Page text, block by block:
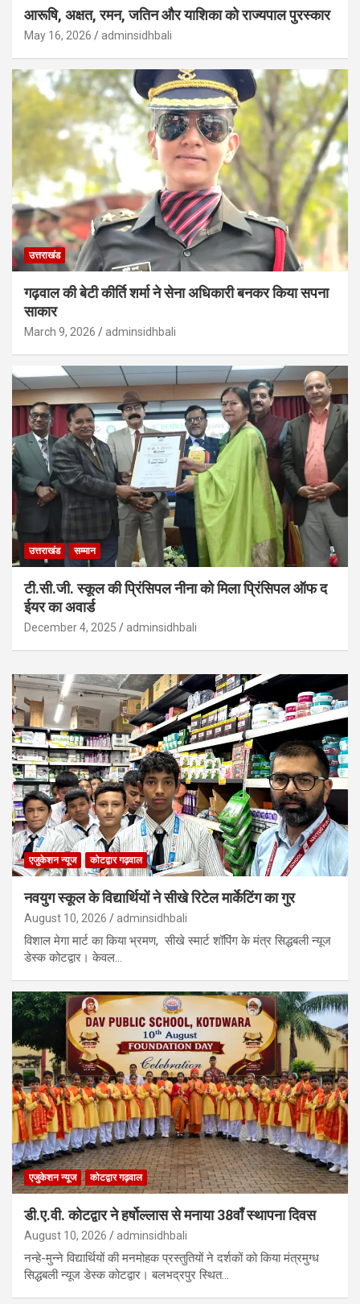
आरूषि, अक्षत, रमन, जतिन और याशिका को राज्यपाल पुरस्कार
May 16, 2026 adminsidhbali
उत्तराखंड
गढ़वाल की बेटी कीर्ति शर्मा ने सेना अधिकारी बनकर किया सपना
साकार
March 9, 2026 adminsidhbali
उत्तराखंड सम्मान
टी.सी.जी. स्कूल की प्रिंसिपल नीना को मिला प्रिंसिपल ऑफ द
ईयर का अवार्ड
December 4, 2025 adminsidhbali
एजुकेशन न्‍यूज कोटद्वार गढ़वाल
नवयुग स्कूल के विद्यार्थियों ने सीखे रिटेल मार्केटिंग का गुर
August 10, 2026 adminsidhbali
विशाल मेगा मार्ट का किया भ्रमण, सीखे स्मार्ट शॉपिंग के मंत्र सिद्धबली न्यूज
डेस्क कोटद्वार। केवल…
एजुकेशन न्‍यूज कोटद्वार गढ़वाल
डी.ए.वी. कोटद्वार ने हर्षोल्लास से मनाया 38वाँ स्थापना दिवस
August 10, 2026 adminsidhbali
नन्हे-मुन्ने विद्यार्थियों की मनमोहक प्रस्तुतियों ने दर्शकों को किया मंत्रमुग्ध
सिद्धबली न्यूज डेस्क कोटद्वार। बलभद्रपुर स्थित…